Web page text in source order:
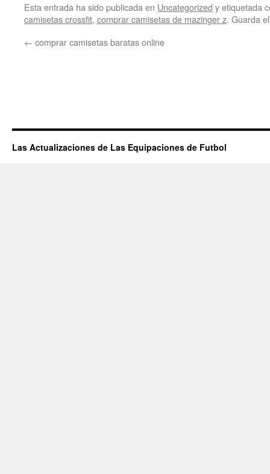
Esta entrada ha sido publicada en Uncategorized y etiquetada
camisetas crossfit, comprar camisetas de mazinger z. Guarda
← comprar camisetas baratas online
Las Actualizaciones de Las Equipaciones de Futbol